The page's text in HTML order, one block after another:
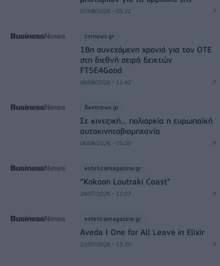
07/08/2026 - 05:22
csrnews.gr
18η συνεχόμενη χρονιά για τον ΟΤΕ
στη διεθνή σειρά δεικτών
FTSE4Good
06/08/2026 - 11:42
fleetnews.gr
Σε κινεζική… πολιορκία η ευρωπαϊκή
αυτοκινητοβιομηχανία
06/08/2026 - 05:00
esteticamagazine.gr
“Kokoon Loutraki Coast”
28/07/2026 - 12:07
esteticamagazine.gr
Aveda I One for All Leave in Elixir
22/07/2026 - 13:20